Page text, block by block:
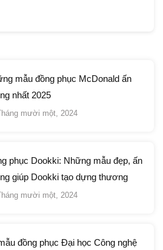
mẫu đồng phục McDonald ấn
nhất 2025
mười một, 2024
phục Dookki: Những mẫu đẹp, ấn
giúp Dookki tạo dựng thương
mười một, 2024
đồng phục Đại học Công nghệ